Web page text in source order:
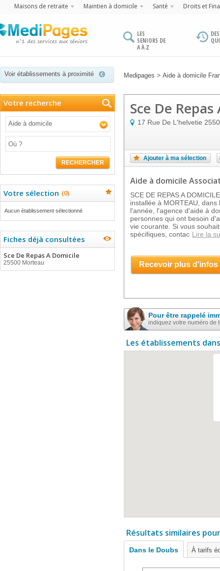
Maisons de retraite Maintien à domicile Santé Droits et
LES
SENIORS DE
A À Z
Voir établissements à proximité Medipages > Aide à domicile
Votre recherche
Aide à domicile
RECHERCHER
Votre sélection (0)
Aucun établissement sélectionné
Fiches déjà consultées
Sce De Repas A Domicile
25500 Morteau
Sce De
17 Rue De L'helvetie
Ajouter à ma sélection
Aide à domicile
SCE DE REPAS A
installée à MORTEAU,
l'année, l'agence d'aide à
personnes qui ont besoin
vie courante. Si vous
spécifiques, contac Lire la
Recevoir plus d'infos
Pour être rappelé
indiquez votre numéro de
Les établissements
Résultats similaires
Dans le Doubs À tarifs